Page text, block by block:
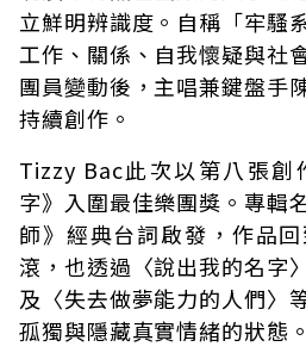
立鮮明辨識度。自稱「牢騷
工作、關係、自我懷疑與社
團員變動後，主唱兼鍵盤手
持續創作。
Tizzy Bac此次以第八張創
字》入圍最佳樂團獎。專輯
師》經典台詞啟發，作品
滾，也透過〈說出我的名字
及〈失去做夢能力的人們〉
孤獨與隱藏真實情緒的狀態。